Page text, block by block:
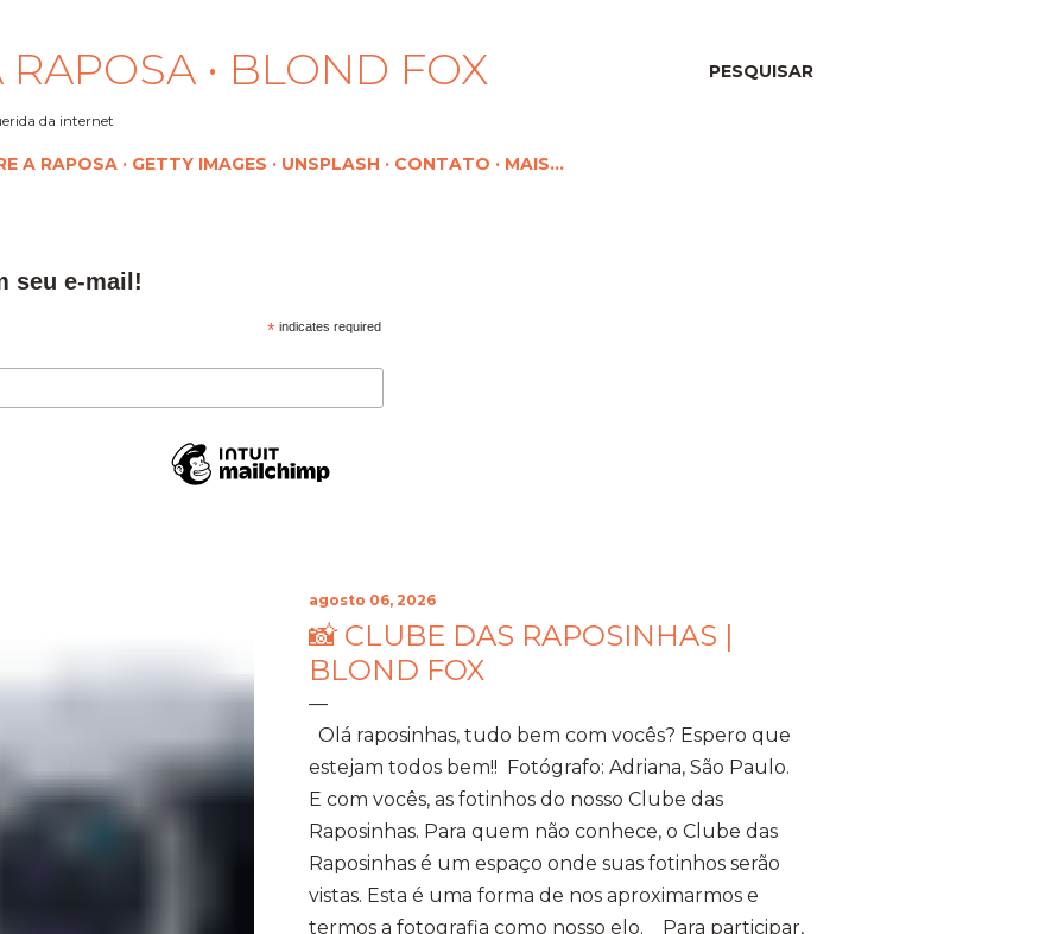
PESQUISAR
• BLOND FOX
da internet
A RAPOSA GETTY IMAGES UNSPLASH CONTATO MAIS…
seu e-mail!
*indicates required
agosto 06, 2026
📸 CLUBE DAS RAPOSINHAS |
BLOND FOX
Olá raposinhas, tudo bem com vocês? Espero que
estejam todos bem!! Fotógrafo: Adriana, São Paulo.
E com vocês, as fotinhos do nosso Clube das
Raposinhas. Para quem não conhece, o Clube das
Raposinhas é um espaço onde suas fotinhos serão
vistas. Esta é uma forma de nos aproximarmos e
termos a fotografia como nosso elo. Para participar,